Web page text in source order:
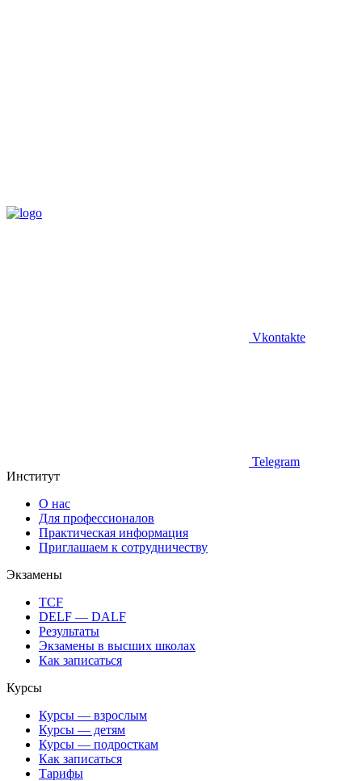
Vkontakte
Telegram
Институт
О нас
Для профессионалов
Практическая информация
Приглашаем к сотрудничеству
Экзамены
TCF
DELF — DALF
Результаты
Экзамены в высших школах
Как записаться
Курсы
Курсы — взрослым
Курсы — детям
Курсы — подросткам
Как записаться
Тарифы